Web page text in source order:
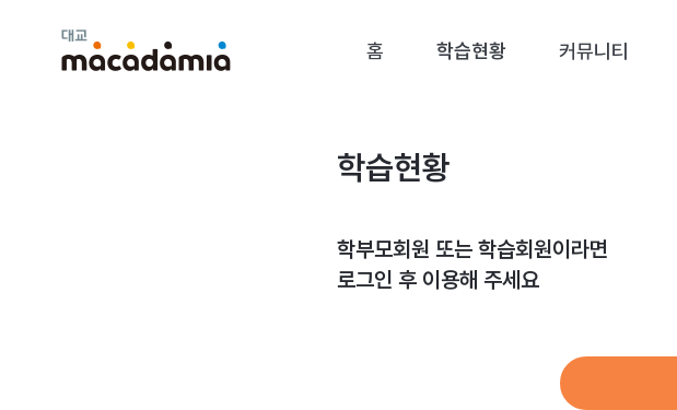
대
교
마
홈 학습현황 커뮤니티
학습현황
학부모회원 또는 학습회원이라면
로그인 후 이용해 주세요